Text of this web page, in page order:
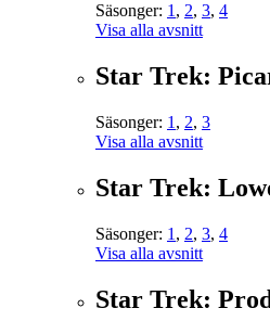
Säsonger: 1 , 2, 3, 4
Visa alla avsnitt
Star Trek:
Säsonger: 1 , 2, 3
Visa alla avsnitt
Star Trek:
Säsonger: 1 , 2, 3, 4
Visa alla avsnitt
Star Trek: